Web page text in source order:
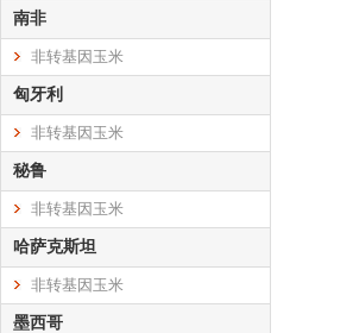
南非
非转基因玉米
匈牙利
非转基因玉米
秘鲁
非转基因玉米
哈萨克斯坦
非转基因玉米
墨西哥